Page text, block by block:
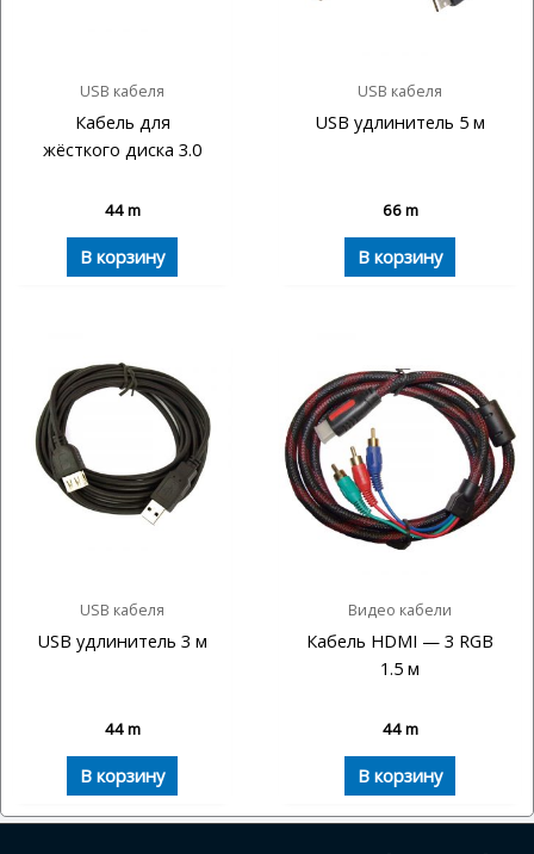
USB кабеля
Кабель для
жёсткого диска 3.0
44m
В корзину
USB кабеля
USB удлинитель 5 м
66m
В корзину
USB кабеля
USB удлинитель 3 м
44m
В корзину
Видео кабели
Кабель HDMI — 3 RGB
1.5 м
44m
В корзину